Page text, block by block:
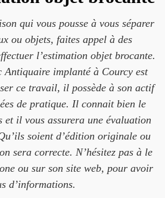
qui vous pousse à vous séparer
ou objets, faites appel à des
l’estimation objet brocante.
Antiquaire implanté à Courcy est
ce travail, il possède à son actif
de pratique. Il connait bien le
et il vous assurera une évaluation
soient d’édition originale ou
sera correcte. N’hésitez pas à le
ou sur son site web, pour avoir
d’informations.